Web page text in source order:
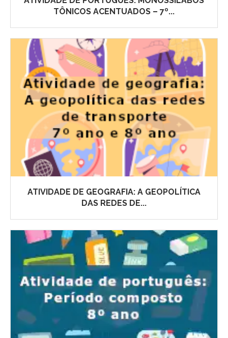
TÔNICOS ACENTUADOS – 7º...
ATIVIDADE DE GEOGRAFIA: A GEOPOLÍTICA
DAS REDES DE...